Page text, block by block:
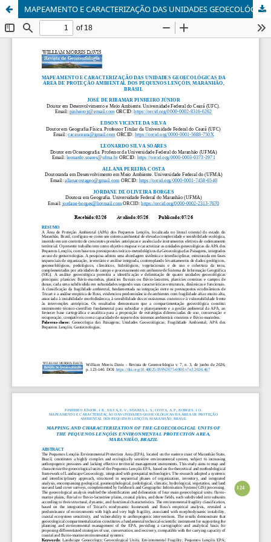
MAPEAMENTO E CARACTERIZAÇÃO DAS UNIDADES GEOECOLÓGICAS DA ÁREA DE PROTEÇÃO AMBIENTAL DOS PEQUENOS LENÇÓIS, MARANHÃO, BRASIL